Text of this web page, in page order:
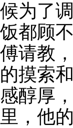
候为了
饭都顾
傅请教
的摸索
感醇厚
里，他